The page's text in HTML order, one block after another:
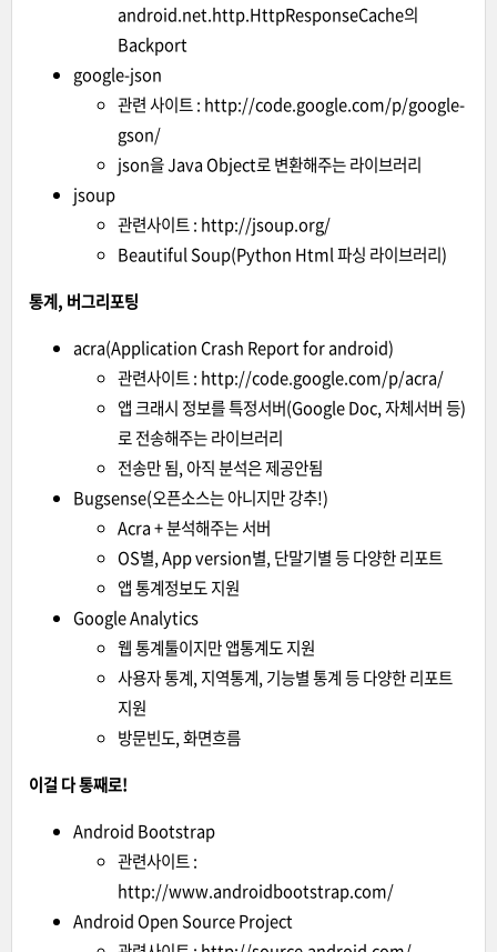
android.net.http.HttpResponseCache의
Backport
google-json
관련 사이트 : http://code.google.com/p/google-
gson/
json을 Java Object로 변환해주는 라이브러리
jsoup
관련사이트 : http://jsoup.org/
Beautiful Soup(Python Html 파싱 라이브러리)
통계, 버그리포팅
acra(Application Crash Report for android)
관련사이트 : http://code.google.com/p/acra/
앱 크래시 정보를 특정서버(Google Doc, 자체서버 등)
로 전송해주는 라이브러리
전송만 됨, 아직 분석은 제공안됨
Bugsense(오픈소스는 아니지만 강추!)
Acra + 분석해주는 서버
OS별, App version별, 단말기별 등 다양한 리포트
앱 통계정보도 지원
Google Analytics
웹 통계툴이지만 앱통계도 지원
사용자 통계, 지역통계, 기능별 통계 등 다양한 리포트
지원
방문빈도, 화면흐름
이걸 다 통째로!
Android Bootstrap
관련사이트 :
http://www.androidbootstrap.com/
Android Open Source Project